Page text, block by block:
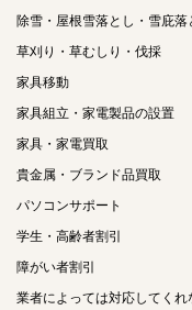
除雪・屋根雪落とし・雪庇落
草刈り・草むしり・伐採
家具移動
家具組立・家電製品の設置
家具・家電買取
貴金属・ブランド品買取
パソコンサポート
学生・高齢者割引
障がい者割引
業者によっては対応してく